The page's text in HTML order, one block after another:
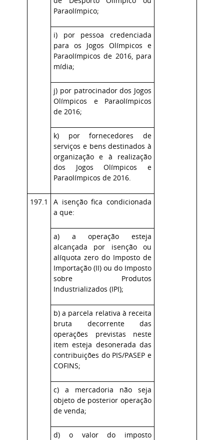
Paraolímpico;
i) por pessoa credenciada
para os Jogos Olímpicos e
Paraolímpicos de 2016, para
mídia;
j) por patrocinador dos Jogos
Olímpicos e Paraolímpicos
de 2016;
k) por fornecedores de
serviços e bens destinados à
organização e à realização
dos Jogos Olímpicos e
Paraolímpicos de 2016.
197.1
A isenção fica condicionada
a que:
a) a operação esteja
alcançada por isenção ou
alíquota zero do Imposto de
Importação (II) ou do Imposto
sobre Produtos
Industrializados (IPI);
b) a parcela relativa à receita
bruta decorrente das
operações previstas neste
item esteja desonerada das
contribuições do PIS/PASEP e
COFINS;
c) a mercadoria não seja
objeto de posterior operação
de venda;
d) o valor do imposto